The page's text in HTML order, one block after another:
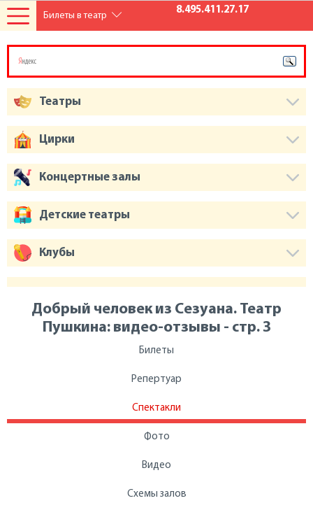
8.495.411.27.17
Добрый человек из Сезуана. Театр
Пушкина: видео-отзывы - стр. 3
Билеты
Репертуар
Спектакли
Фото
Видео
Схемы залов
Театры
Цирки
Концертные залы
Детские театры
Клубы
Билеты в театр